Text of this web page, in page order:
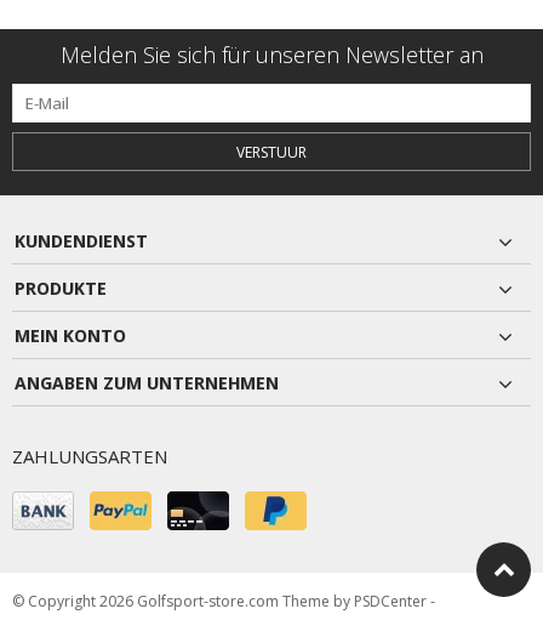
Melden Sie sich für unseren Newsletter an
VERSTUUR
KUNDENDIENST
PRODUKTE
MEIN KONTO
ANGABEN ZUM UNTERNEHMEN
ZAHLUNGSARTEN
© Copyright 2026 Golfsport-store.com Theme by PSDCenter-